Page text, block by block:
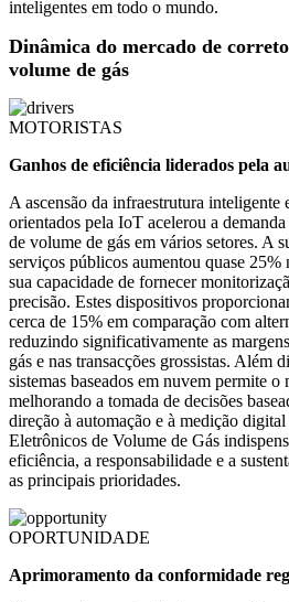
inteligentes em todo o mundo.
Dinâmica do mercado de
volume de gás
MOTORISTAS
Ganhos de eficiência liderados pela
A ascensão da infraestrutura inteligente
orientados pela IoT acelerou a
de volume de gás em vários setores. A
serviços públicos aumentou quase 25%
sua capacidade de fornecer
precisão. Estes dispositivos
cerca de 15% em comparação com
reduzindo significativamente as
gás e nas transacções grossistas. Além
sistemas baseados em nuvem permite
melhorando a tomada de decisões
direção à automação e à medição
Eletrônicos de Volume de Gás
eficiência, a responsabilidade e a
as principais prioridades.
OPORTUNIDADE
Aprimoramento da conformidade